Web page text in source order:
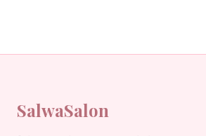
SalwaSalon